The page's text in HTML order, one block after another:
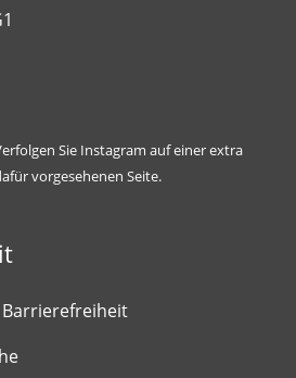
Sie Instagram auf einer extra
vorgesehenen Seite.